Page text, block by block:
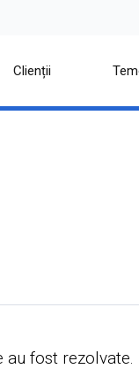
Clienții
fost rezolvate.